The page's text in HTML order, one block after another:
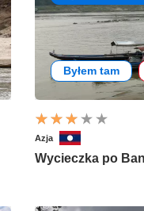
Byłem tam
Azja
Wycieczka po